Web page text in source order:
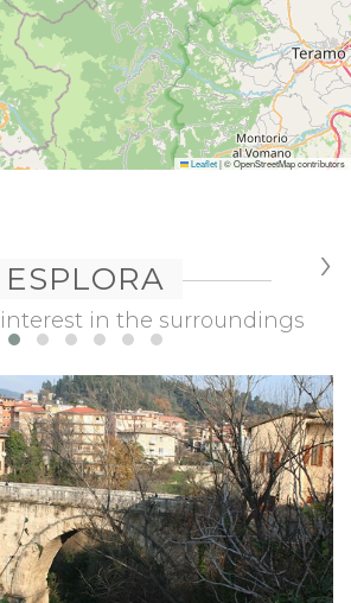
Leaflet|© OpenStreetMap contributors
ESPLORA
in the surroundings
›